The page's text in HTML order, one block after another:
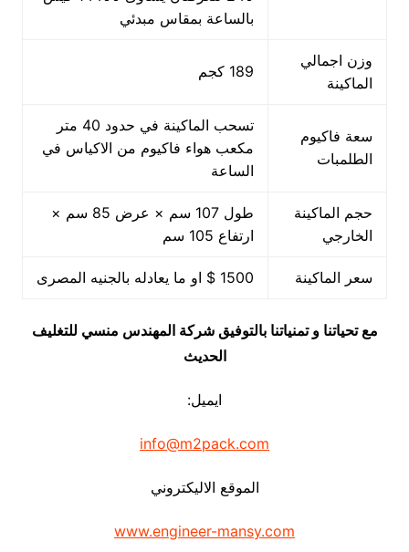
بالساعة بمقاس مبدئي
وزن اجمالي
الماكينة
189 كجم
سعة فاكيوم
الطلمبات
تسحب الماكينة في حدود 40 متر
مكعب هواء فاكيوم من الاكياس في
الساعة
حجم الماكينة
الخارجي
طول 107 سم × عرض 85 سم ×
ارتفاع 105 سم
سعر الماكينة 1500 $ او ما يعادله بالجنيه المصرى
مع تحياتنا و تمنياتنا بالتوفيق شركة المهندس منسي للتغليف
الحديث
ايميل:
info@m2pack.com
الموقع الاليكتروني
www.engineer-mansy.com